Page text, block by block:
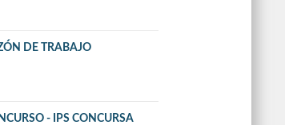
DE TRABAJO
- IPS CONCURSA